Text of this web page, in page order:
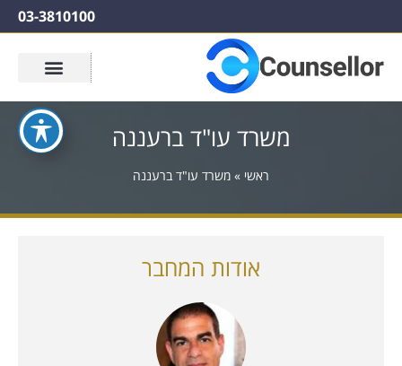
03-3810100
משרד עו"ד ברעננה
ראשי » משרד עו"ד ברעננה
אודות המחבר